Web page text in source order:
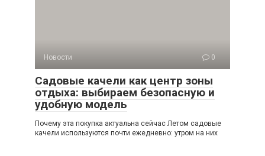
Новости 0
Садовые качели как центр зоны
отдыха: выбираем безопасную и
удобную модель
Почему эта покупка актуальна сейчас Летом садовые
качели используются почти ежедневно: утром на них